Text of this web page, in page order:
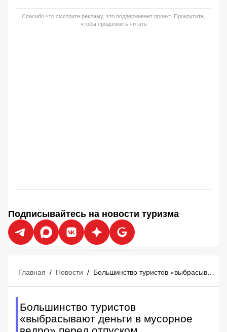
Спасибо что смотрите рекламу, это поддерживает проект. Прокрутите,
чтобы продолжить читать
Подписывайтесь на новости туризма
Главная / Новости /
Большинство туристов
«выбрасывают деньги в мусорное